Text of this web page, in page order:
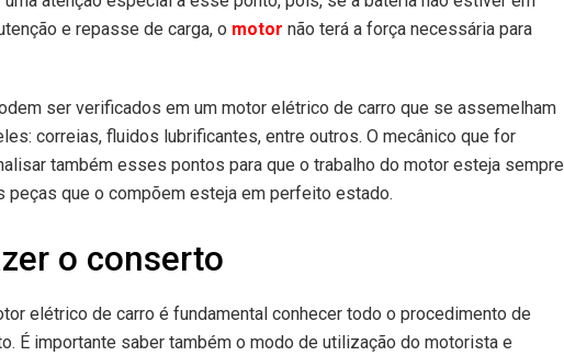
e repasse de carga, o motor não terá a força necessária para
ser verificados em um motor elétrico de carro que se assemelham
correias, fluidos lubrificantes, entre outros. O mecânico que for
também esses pontos para que o trabalho do motor esteja sempre
peças que o compõem esteja em perfeito estado.
o conserto
elétrico de carro é fundamental conhecer todo o procedimento de
É importante saber também o modo de utilização do motorista e